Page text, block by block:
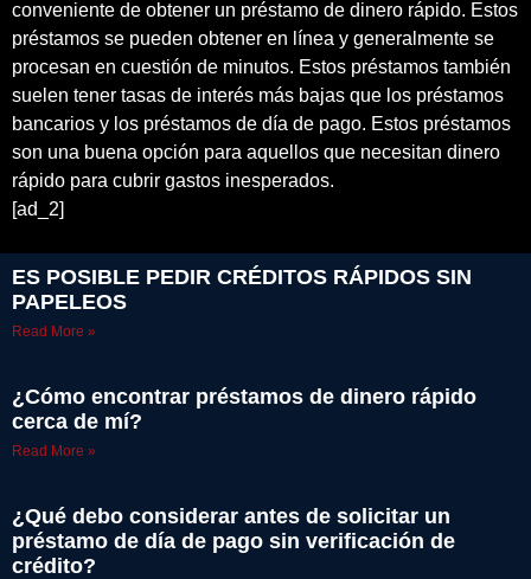
conveniente de obtener un préstamo de dinero rápido. Estos
préstamos se pueden obtener en línea y generalmente se
procesan en cuestión de minutos. Estos préstamos también
suelen tener tasas de interés más bajas que los préstamos
bancarios y los préstamos de día de pago. Estos préstamos
son una buena opción para aquellos que necesitan dinero
rápido para cubrir gastos inesperados.
[ad_2]
ES POSIBLE PEDIR CRÉDITOS RÁPIDOS SIN
PAPELEOS
Read More »
¿Cómo encontrar préstamos de dinero rápido
cerca de mí?
Read More »
¿Qué debo considerar antes de solicitar un
préstamo de día de pago sin verificación de
crédito?